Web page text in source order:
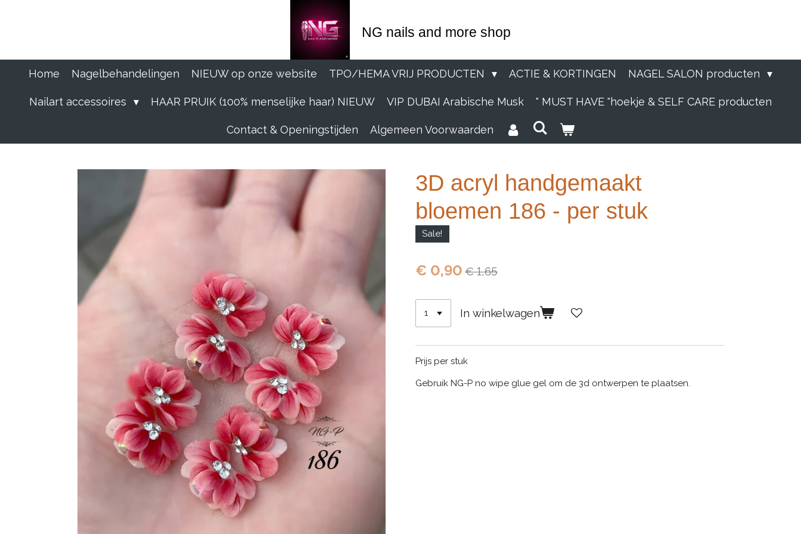
NG nails and more shop
Home Nagelbehandelingen NIEUW op onze website TPO/HEMA VRIJ PRODUCTEN ACTIE & KORTINGEN NAGEL SALON producten
Nailart accessoires HAAR PRUIK (100% menselijke haar) NIEUW VIP DUBAI Arabische Musk " MUST HAVE "hoekje & SELF CARE producten
Contact & Openingstijden Algemeen Voorwaarden
3D acryl handgemaakt
bloemen 186 - per stuk
Sale!
€ 0,90 € 1,65
In winkelwagen
Prijs per stuk
Gebruik NG-P no wipe glue gel om de 3d ontwerpen te plaatsen.